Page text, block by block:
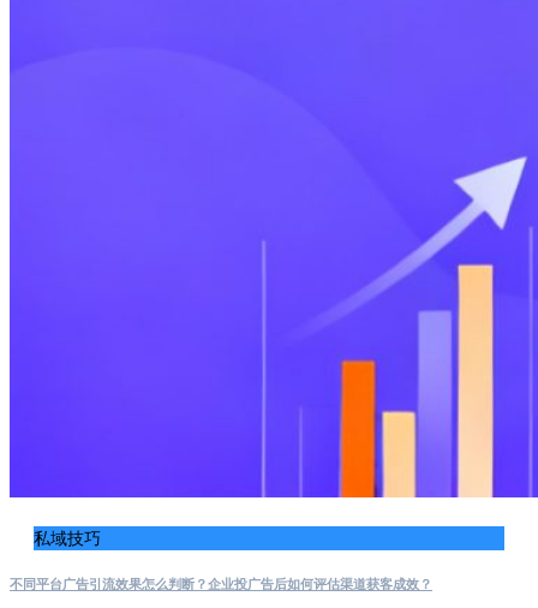
私域技巧
不同平台广告引流效果怎么判断？企业投广告后如何评估渠道获客成效？